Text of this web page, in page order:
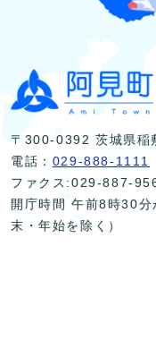
〒300-0392 茨城県稲
電話： 029-888-1111
ファクス:029-887-
開庁時間 午前8時30
末・年始を除く）